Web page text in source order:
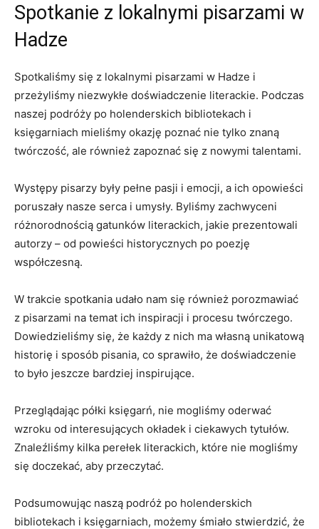
Spotkanie z⁤ lokalnymi pisarzami​ w
⁣Hadze
Spotkaliśmy się ‍z‍ lokalnymi pisarzami w Hadze i
‌przeżyliśmy niezwykłe‌ doświadczenie literackie. Podczas
naszej​ podróży po holenderskich bibliotekach i
księgarniach mieliśmy ‍okazję poznać nie tylko znaną
twórczość, ale również zapoznać się z nowymi⁣ talentami.
Występy pisarzy były pełne pasji i ⁤emocji, a⁤ ich opowieści
poruszały ​nasze serca i⁣ umysły. Byliśmy zachwyceni
różnorodnością ‌gatunków literackich, jakie prezentowali
autorzy – od powieści historycznych po poezję
współczesną.
W trakcie spotkania udało ​nam się również porozmawiać
z⁤ pisarzami na temat ich ​inspiracji i procesu twórczego.⁢
Dowiedzieliśmy​ się, że każdy ​z ⁢nich ma ⁣własną ⁢unikatową
historię i ⁢sposób pisania, co sprawiło, że doświadczenie
to ⁣było jeszcze bardziej inspirujące.
Przeglądając półki ⁤księgarń, nie mogliśmy oderwać‍
wzroku od⁣ interesujących okładek‍ i ciekawych tytułów.
Znaleźliśmy kilka perełek literackich, które nie mogliśmy
się doczekać, aby przeczytać.
Podsumowując‌ naszą podróż po holenderskich
bibliotekach i księgarniach, możemy śmiało stwierdzić, że